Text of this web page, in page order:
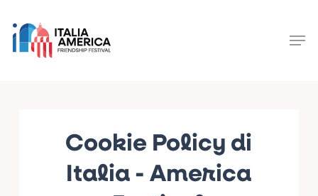
main
content
Cookie Policy di
Italia - America
Close